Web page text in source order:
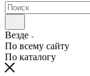
Везде
По всему сайту
По каталогу